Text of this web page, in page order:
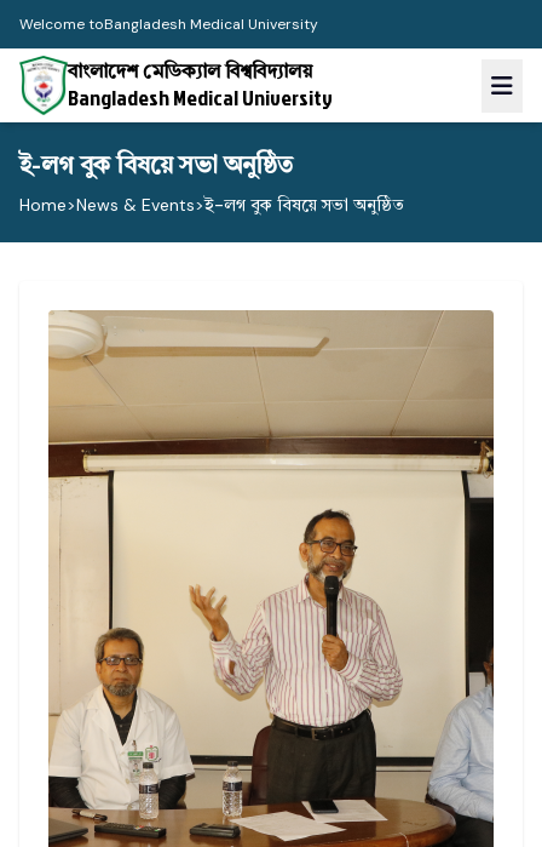
Welcome toBangladesh Medical University
বাংলাদেশ মেডিক্যাল বিশ্ববিদ্যালয়
Bangladesh Medical University
ই-লগ বুক বিষয়ে সভা অনুষ্ঠিত
Home>News & Events>ই-লগ বুক বিষয়ে সভা অনুষ্ঠিত